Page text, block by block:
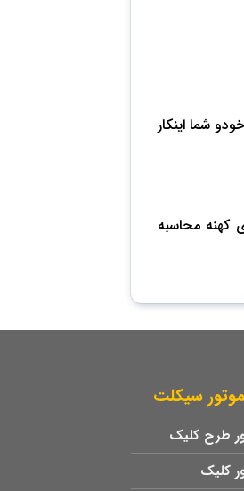
شما اینکار
کهنه محاسبه
موتور سیکلت
طرح کلیک
کلیک